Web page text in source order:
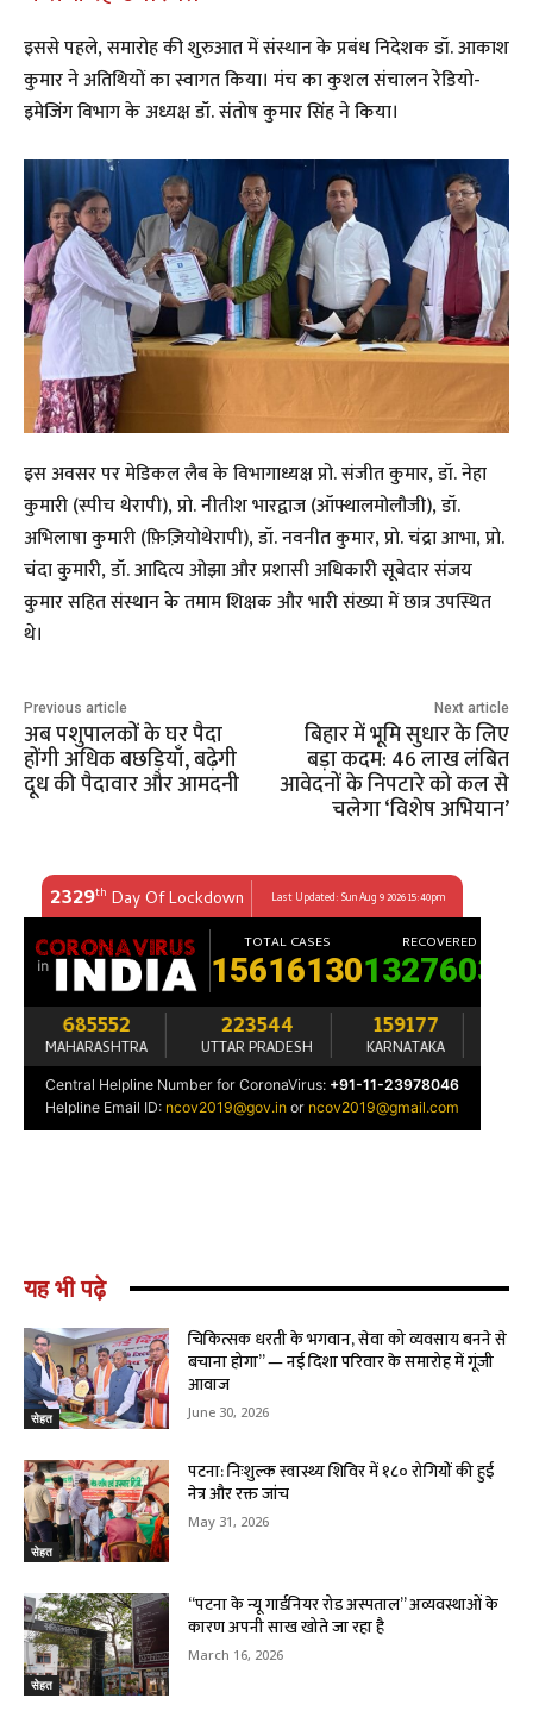
​इससे पहले, समारोह की शुरुआत में संस्थान के प्रबंध निदेशक डॉ. आकाश
कुमार ने अतिथियों का स्वागत किया। मंच का कुशल संचालन रेडियो-
इमेजिंग विभाग के अध्यक्ष डॉ. संतोष कुमार सिंह ने किया।
​इस अवसर पर मेडिकल लैब के विभागाध्यक्ष प्रो. संजीत कुमार, डॉ. नेहा
कुमारी (स्पीच थेरापी), प्रो. नीतीश भारद्वाज (ऑफ्थालमोलौजी), डॉ.
अभिलाषा कुमारी (फ़िज़ियोथेरापी), डॉ. नवनीत कुमार, प्रो. चंद्रा आभा, प्रो.
चंदा कुमारी, डॉ. आदित्य ओझा और प्रशासी अधिकारी सूबेदार संजय
कुमार सहित संस्थान के तमाम शिक्षक और भारी संख्या में छात्र उपस्थित
थे।
Previous article
अब पशुपालकों के घर पैदा
होंगी अधिक बछड़ियाँ, बढ़ेगी
दूध की पैदावार और आमदनी
Next article
बिहार में भूमि सुधार के लिए
बड़ा कदम: 46 लाख लंबित
आवेदनों के निपटारे को कल से
चलेगा ‘विशेष अभियान’
यह भी पढ़े
सेहत
चिकित्सक धरती के भगवान, सेवा को व्यवसाय बनने से
बचाना होगा” — नई दिशा परिवार के समारोह में गूंजी
आवाज
June 30, 2026
सेहत
पटना: निःशुल्क स्वास्थ्य शिविर में १८० रोगियों की हुई
नेत्र और रक्त जांच
May 31, 2026
सेहत
“पटना के न्यू गार्डनियर रोड अस्पताल” अव्यवस्थाओं के
कारण अपनी साख खोते जा रहा है
March 16, 2026